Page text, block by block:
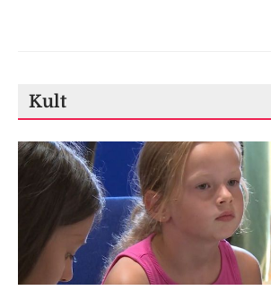
Kult